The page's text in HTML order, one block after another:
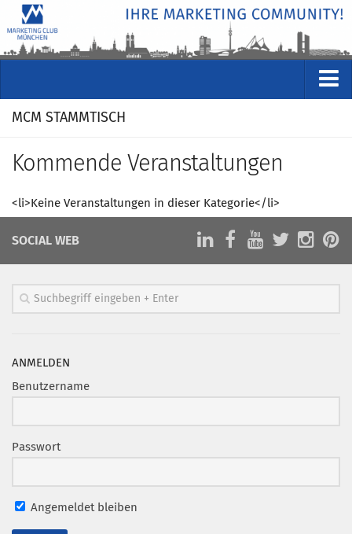
VERANSTALTUNGEN
Rückblicke
Clubführung
Marketing Pioniere
Arbeitsgruppen
Mentoring
Partnerschaften
Bundesverband Marketing Clubs
MCM STAMMTISCH
Kommende Veranstaltungen
<li>Keine Veranstaltungen in dieser Kategorie</li>
SOCIAL WEB
ANMELDEN
Benutzername
Passwort
Angemeldet bleiben